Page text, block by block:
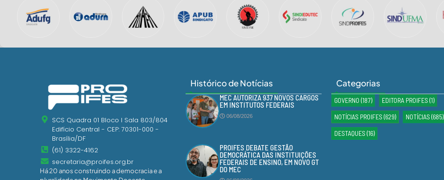
SCS Quadra 01 Bloco I Sala 803/804
Edifício Central - CEP: 70301-000 -
Brasília/DF
(61) 3322-4162
secretaria@proifes.org.br
Há 20 anos construindo a democracia e a
Histórico de Notícias
MEC AUTORIZA 937 NOVOS CARGOS
EM INSTITUTOS FEDERAIS
06/08/2026
PROIFES DEBATE GESTÃO
DEMOCRÁTICA DAS INSTITUIÇÕES
FEDERAIS DE ENSINO, EM NOVO GT
DO MEC
Categorias
GOVERNO (187) EDITORA PROIFES(1)
NOTÍCIAS PROIFES(629) NOTÍCIAS(685)
DESTAQUES(16)